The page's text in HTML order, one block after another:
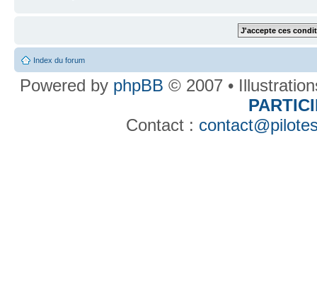
Index du forum
Powered by phpBB © 2007 •
Contact :